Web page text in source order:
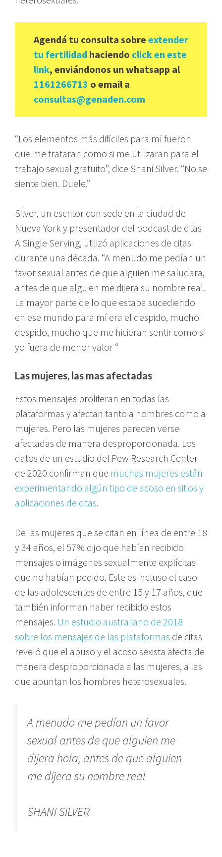
Agendá tu consulta sobre extender
tu fertilidad haciendo click en este
link, enviándonos un whatsapp al
1161266713 o email a
consultas@genaden.com
“Los elementos más difíciles para mí fueron
que me trataran como si me utilizaran para el
trabajo sexual gratuito”, dice Shani Silver. “No se
siente bien. Duele.”
Silver, un escritor con sede en la ciudad de
Nueva York y presentador del podcast de citas
A Single Serving, utilizó aplicaciones de citas
durante una década. “A menudo me pedían un
favor sexual antes de que alguien me saludara,
antes de que alguien me dijera su nombre real.
La mayor parte de lo que estaba sucediendo
en ese mundo para mí era el despido, mucho
despido, mucho que me hicieran sentir como si
yo fuera de menor valor “
Las mujeres, las mas afectadas
Estos mensajes proliferan en todas las
plataformas y afectan tanto a hombres como a
mujeres. Pero las mujeres parecen verse
afectadas de manera desproporcionada. Los
datos de un estudio del Pew Research Center
de 2020 confirman que muchas mujeres están
experimentando algún tipo de acoso en sitios y
aplicaciones de citas.
De las mujeres que se citan en línea de entre 18
y 34 años, el 57% dijo que habían recibido
mensajes o imágenes sexualmente explícitas
que no habían pedido. Este es incluso el caso
de las adolescentes de entre 15 y 17 años, que
también informan haber recibido estos
mensajes. Un estudio australiano de 2018
sobre los mensajes de las plataformas de citas
reveló que el abuso y el acoso sexista afecta de
manera desproporcionada a las mujeres, a las
que apuntan los hombres heterosexuales.
A menudo me pedían un favor
sexual antes de que alguien me
dijera hola, antes de que alguien
me dijera su nombre real
SHANI SILVER